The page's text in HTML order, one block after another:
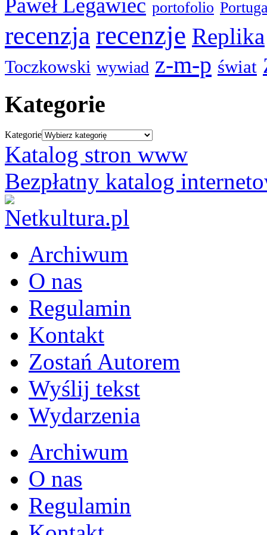
Paweł Legawiec portofolio
recenzja recenzje Replika
Toczkowski wywiad z-m-p świat
Kategorie
Kategorie
Katalog stron www
Bezpłatny katalog
Archiwum
O nas
Regulamin
Kontakt
Zostań Autorem
Wyślij tekst
Wydarzenia
Archiwum
O nas
Regulamin